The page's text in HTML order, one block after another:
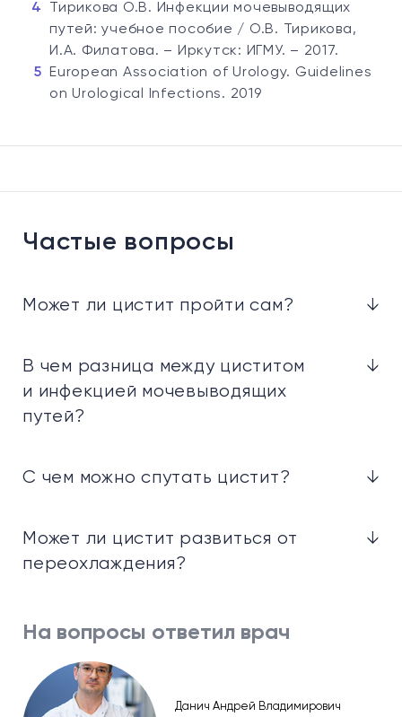
Тирикова О.В. Инфекции мочевыводящих
путей: учебное пособие / О.В. Тирикова,
И.А. Филатова. – Иркутск: ИГМУ. – 2017.
European Association of Urology. Guidelines
on Urological Infections. 2019
Частые вопросы
Может ли цистит пройти сам? ↓
В чем разница между циститом
и инфекцией мочевыводящих
путей?
↓
С чем можно спутать цистит? ↓
Может ли цистит развиться от
переохлаждения?
↓
На вопросы ответил врач
Данич Андрей Владимирович